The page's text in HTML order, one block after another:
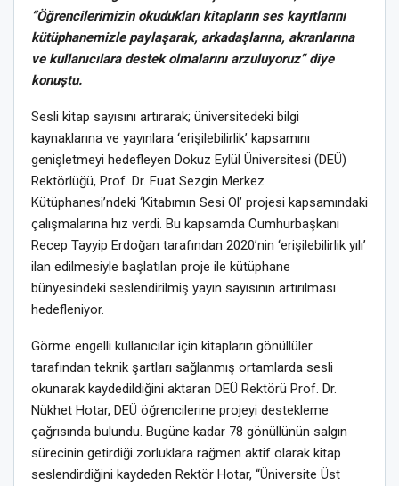
“Öğrencilerimizin okudukları kitapların ses kayıtlarını
kütüphanemizle paylaşarak, arkadaşlarına, akranlarına
ve kullanıcılara destek olmalarını arzuluyoruz” diye
konuştu.
Sesli kitap sayısını artırarak; üniversitedeki bilgi
kaynaklarına ve yayınlara ‘erişilebilirlik’ kapsamını
genişletmeyi hedefleyen Dokuz Eylül Üniversitesi (DEÜ)
Rektörlüğü, Prof. Dr. Fuat Sezgin Merkez
Kütüphanesi’ndeki ‘Kitabımın Sesi Ol’ projesi kapsamındaki
çalışmalarına hız verdi. Bu kapsamda Cumhurbaşkanı
Recep Tayyip Erdoğan tarafından 2020’nin ‘erişilebilirlik yılı’
ilan edilmesiyle başlatılan proje ile kütüphane
bünyesindeki seslendirilmiş yayın sayısının artırılması
hedefleniyor.
Görme engelli kullanıcılar için kitapların gönüllüler
tarafından teknik şartları sağlanmış ortamlarda sesli
okunarak kaydedildiğini aktaran DEÜ Rektörü Prof. Dr.
Nükhet Hotar, DEÜ öğrencilerine projeyi destekleme
çağrısında bulundu. Bugüne kadar 78 gönüllünün salgın
sürecinin getirdiği zorluklara rağmen aktif olarak kitap
seslendirdiğini kaydeden Rektör Hotar, “Üniversite Üst